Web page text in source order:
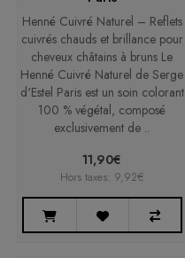
Henné Cuivré Naturel – Reflets
cuivrés chauds et brillance pour
cheveux châtains à bruns Le
Henné Cuivré Naturel de Serge
d'Estel Paris est un soin colorant
100 % végétal, composé
exclusivement de ..
11,90€
Hors taxes: 9,92€